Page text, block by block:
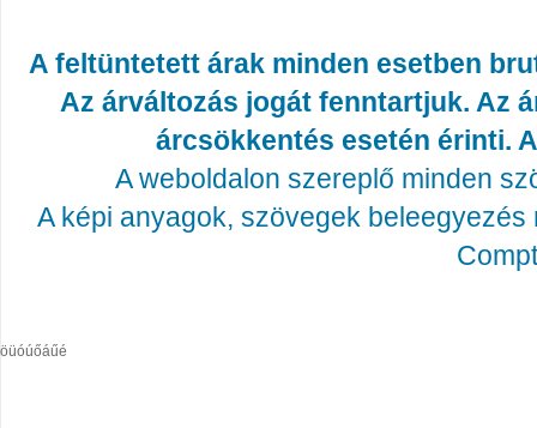
A feltüntetett árak minden esetben
Az árváltozás jogát fenntartjuk. Az
árcsökkentés esetén érinti.
A weboldalon szereplő minden
A képi anyagok, szövegek
öüóúőáűé